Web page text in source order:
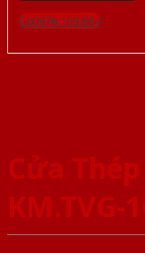
Gọi 0976.169.864
Cửa Thép
KM.TVG-